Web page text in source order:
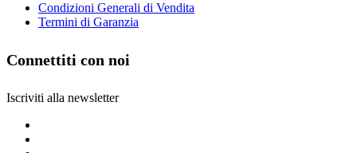
Condizioni Generali di Vendita
Termini di Garanzia
Connettiti con noi
Iscriviti alla newsletter